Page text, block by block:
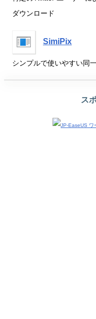
ダウンロード
SimiPix
シンプルで使いやすい同
ス